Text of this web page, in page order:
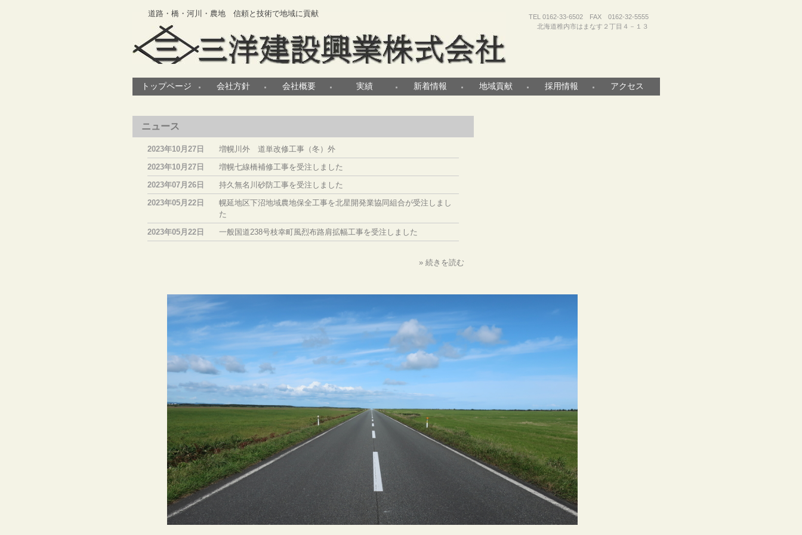
道路・橋・河川・農地 信頼と技術で地域に貢献
TEL 0162-33-6502 FAX 0162-32-5555
北海道稚内市はまなす２丁目４－１３
トップページ 会社方針 会社概要 実績 新着情報 地域貢献 採用情報 アクセス
ニュース
2023年10月27日
増幌川外 道単改修工事（冬）外
2023年10月27日
増幌七線橋補修工事を受注しました
2023年07月26日
持久無名川砂防工事を受注しました
2023年05月22日
幌延地区下沼地域農地保全工事を北星開発業協同組合が受注しまし
た
2023年05月22日
一般国道238号枝幸町風烈布路肩拡幅工事を受注しました
» 続きを読む